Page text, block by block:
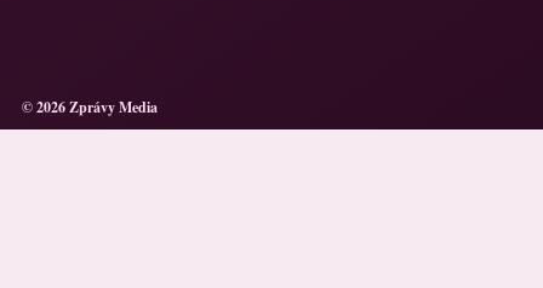
© 2026 Zprávy Media